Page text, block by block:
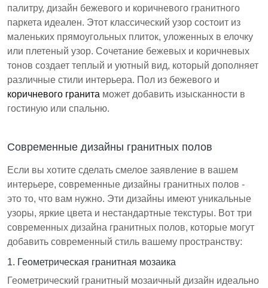
палитру, дизайн бежевого и коричневого гранитного
паркета идеален. Этот классический узор состоит из
маленьких прямоугольных плиток, уложенных в елочку
или плетеный узор. Сочетание бежевых и коричневых
тонов создает теплый и уютный вид, который дополняет
различные стили интерьера. Пол из бежевого и
коричневого гранита может добавить изысканности в
гостиную или спальню.
Современные дизайны гранитных полов
Если вы хотите сделать смелое заявление в вашем
интерьере, современные дизайны гранитных полов -
это то, что вам нужно. Эти дизайны имеют уникальные
узоры, яркие цвета и нестандартные текстуры. Вот три
современных дизайна гранитных полов, которые могут
добавить современный стиль вашему пространству:
1. Геометрическая гранитная мозаика
Геометрический гранитный мозаичный дизайн идеально